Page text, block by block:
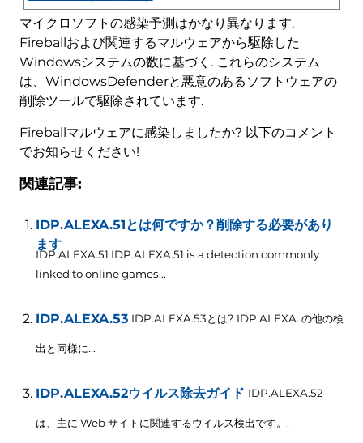
マイクロソフトの感染予測はかなり異なります,
Fireballおよび関連するマルウェアから駆除した
Windowsシステムの数に基づく. これらのシステム
は、WindowsDefenderと悪意のあるソフトウェアの
削除ツールで駆除されています.
Fireballマルウェアに感染しましたか? 以下のコメント
でお知らせください!
関連記事:
IDP.ALEXA.51とは何ですか？削除する必要があり
ます
IDP.ALEXA.51 IDP.ALEXA.51 is a detection commonly
linked to online games...
IDP.ALEXA.53 IDP.ALEXA.53とは? IDP.ALEXA. の他の検
出と同様に...
IDP.ALEXA.52ウイルス除去ガイド IDP.ALEXA.52
は、主に Web サイトに関連するウイルス検出です。.